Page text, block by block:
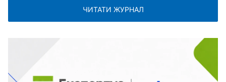
ЧИТАТИ ЖУРНАЛ